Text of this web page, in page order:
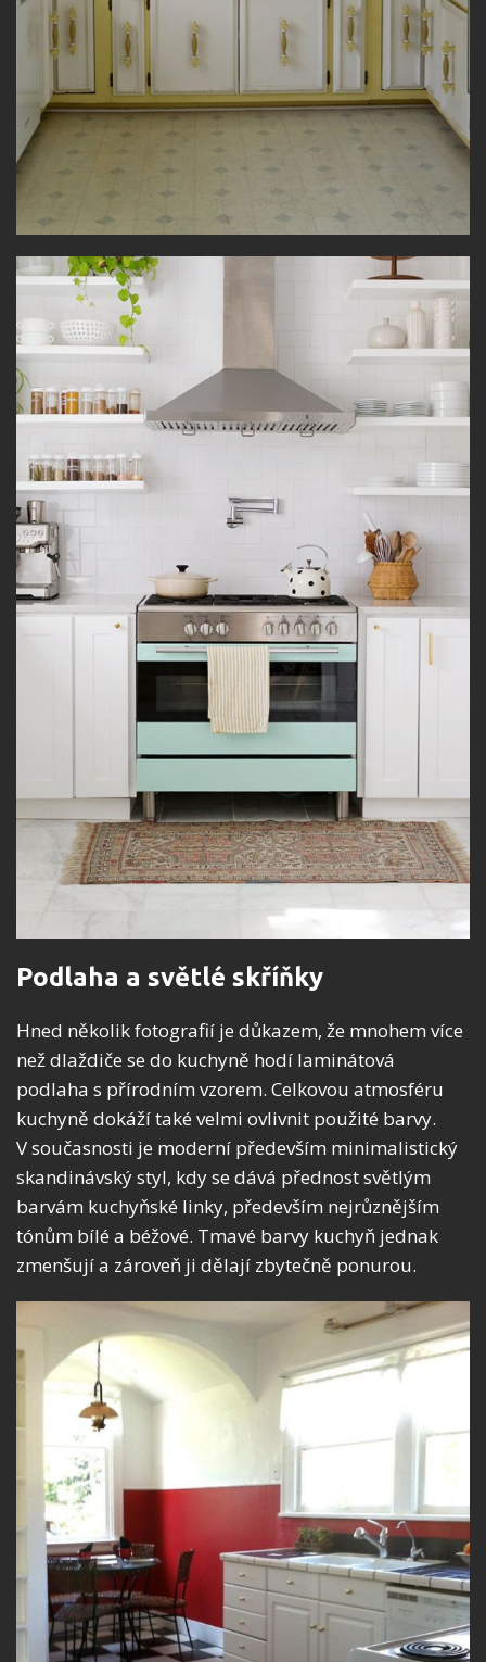
Podlaha a světlé skříňky
Hned několik fotografií je důkazem, že mnohem více
než dlaždiče se do kuchyně hodí laminátová
podlaha s přírodním vzorem. Celkovou atmosféru
kuchyně dokáží také velmi ovlivnit použité barvy.
V současnosti je moderní především minimalistický
skandinávský styl, kdy se dává přednost světlým
barvám kuchyňské linky, především nejrůznějším
tónům bílé a béžové. Tmavé barvy kuchyň jednak
zmenšují a zároveň ji dělají zbytečně ponurou.